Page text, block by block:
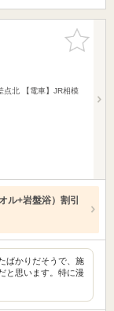
お気に入
りに追加
点北 【電車】JR相模
ル+岩盤浴）割引
ばかりだそうで、施
と思います。特に漫